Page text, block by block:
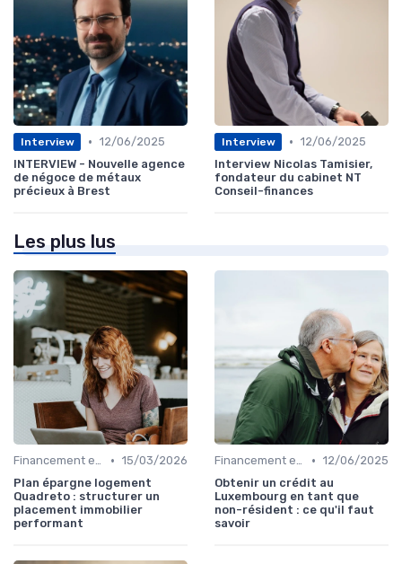
Interview • 12/06/2025
INTERVIEW - Nouvelle agence
de négoce de métaux
précieux à Brest
Interview • 12/06/2025
Interview Nicolas Tamisier,
fondateur du cabinet NT
Conseil-finances
Les plus lus
Financement et Prêts Immobiliers • 15/03/2026
Plan épargne logement
Quadreto : structurer un
placement immobilier
performant
Financement et Prêts Immobiliers • 12/06/2025
Obtenir un crédit au
Luxembourg en tant que
non-résident : ce qu'il faut
savoir